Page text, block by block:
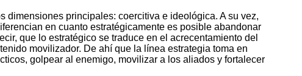
dimensiones principales: coercitiva e ideológica. A su vez,
en cuanto estratégicamente es posible abandonar
que lo estratégico se traduce en el acrecentamiento del
movilizador. De ahí que la línea estrategia toma en
golpear al enemigo, movilizar a los aliados y fortalecer